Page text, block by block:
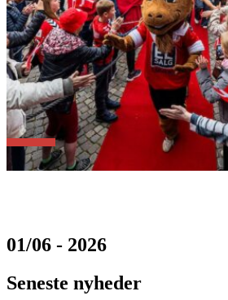
01/06 - 2026
Seneste nyheder